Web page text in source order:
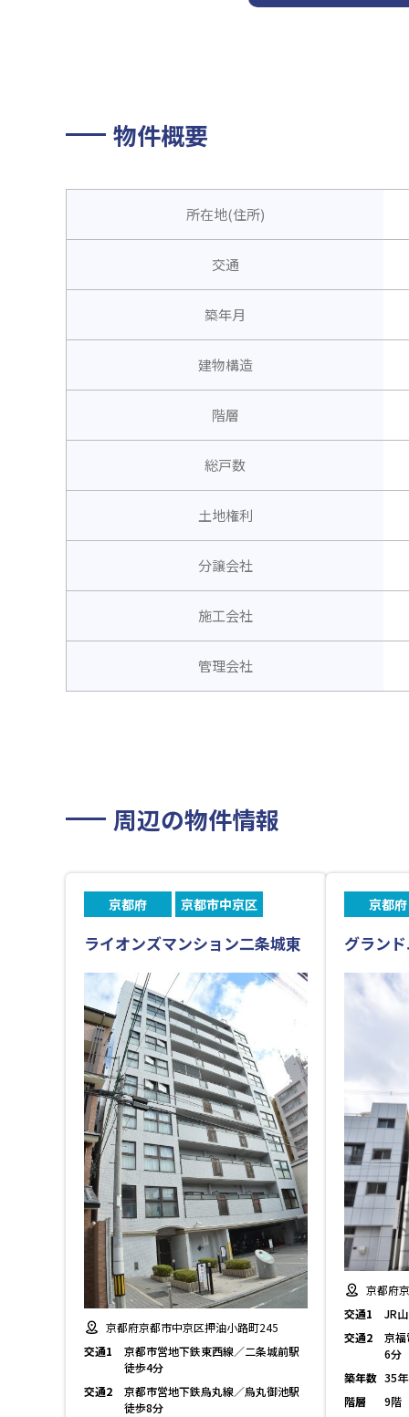
物件概要
所在地(住所)
交通
築年月
建物構造
階層
総戸数
土地権利
分譲会社
施工会社
管理会社
周辺の物件情報
京都府 京都市中京区
ライオンズマンション二条城東
京都府京都市中京区押油小路町245
交通1
京都市営地下鉄東西線／二条城前駅
徒歩4分
交通2
京都市営地下鉄烏丸線／烏丸御池駅
徒歩8分
京都府
グラン
京都府
交通1
JR
交通2
京福
6分
築年数 35年
階層
9階